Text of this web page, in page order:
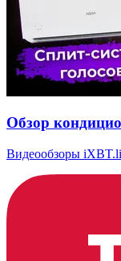
Обзор
Видеообзоры